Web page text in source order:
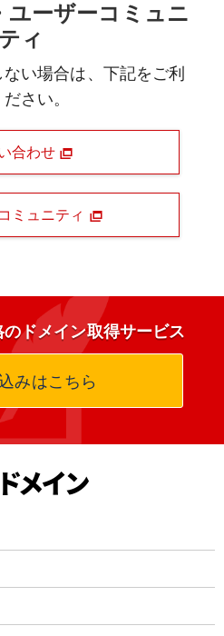
ユーザーコミュニ
ティ
い場合は、下記をご利
さい。
合わせ
ミュニティ
ドメイン取得サービス
みはこちら